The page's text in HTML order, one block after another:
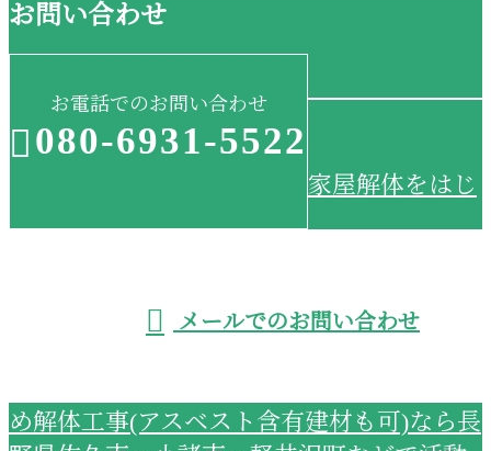
お問い合わせ
お電話でのお問い合わせ
080-6931-5522
メールでのお問い合わせ
家屋解体をはじ
め解体工事(アスベスト含有建材も可)なら長